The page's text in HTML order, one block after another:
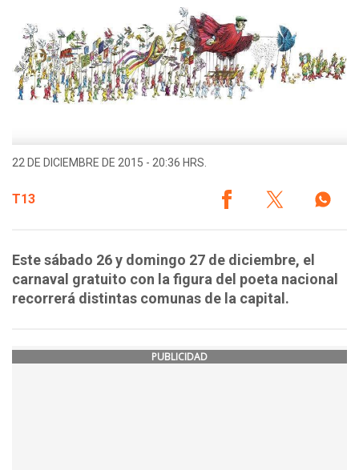
22 DE DICIEMBRE DE 2015 - 20:36 HRS.
T13
Este sábado 26 y domingo 27 de diciembre, el
carnaval gratuito con la figura del poeta nacional
recorrerá distintas comunas de la capital.
PUBLICIDAD